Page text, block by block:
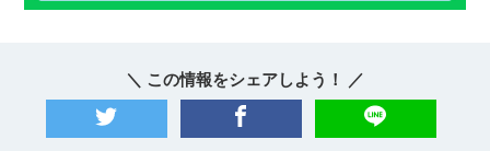
＼ この情報をシェアしよう！ ／